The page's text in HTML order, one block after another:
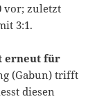
vor; zuletzt
3:1.
erneut für
(Gabun) trifft
diesen